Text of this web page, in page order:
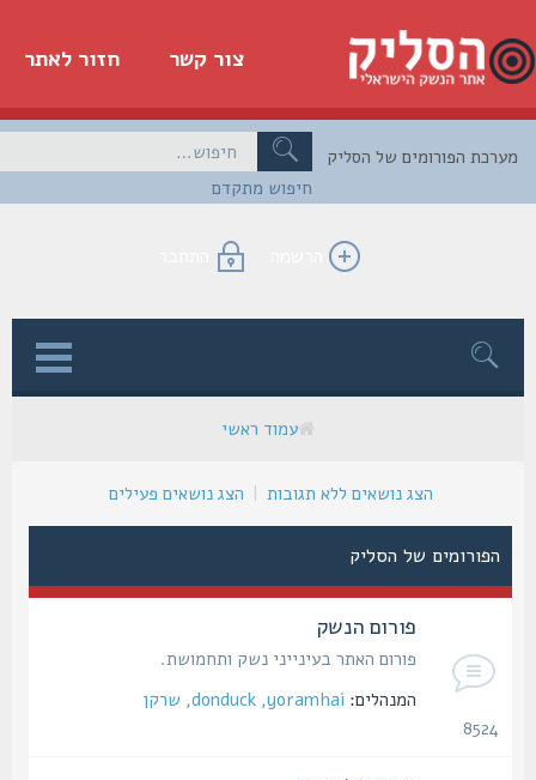
חזור לאתר צור קשר
חיפוש מתקדם
הפורומים של הסליק
הרשמה התחבר
עמוד ראשי
הצג נושאים ללא תגובות | הצג נושאים פעילים
הפורומים של הסליק
פורום הנשק
פורום האתר בעינייני נשק ותחמושת.
המנהלים: yoramhai
,
donduck
,שרקן
8524